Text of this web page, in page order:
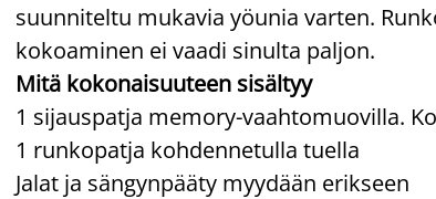
suunniteltu mukavia yöunia varten.
kokoaminen ei vaadi sinulta paljon.
Mitä kokonaisuuteen sisältyy
1 sijauspatja memory-vaahtomuovilla.
1 runkopatja kohdennetulla tuella
Jalat ja sängynpääty myydään erikseen